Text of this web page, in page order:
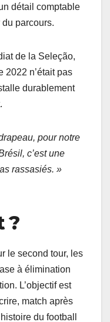
détail comptable
parcours.
de la Seleção,
2022 n’était pas
durablement
pour notre
c’est une
rassasiés. »
?
le second tour, les
à élimination
L’objectif est
match après
du football